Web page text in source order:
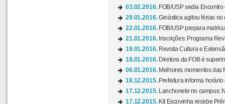
03.02.2016. FOB/USP sedia
29.01.2016.Ginástica agitou férias no
22.01.2016. FOB/USP prepara
21.01.2016. Inscrições: Programa
19.01.2016. Revista Cultura e
18.01.2016. Diretora da FOB é
06.01.2016. Melhores momentos das
18.12.2015. Prefeitura informa
17.12.2015.
Lanchonete no campus:
17.12.2015. Kit Escovinha recebe